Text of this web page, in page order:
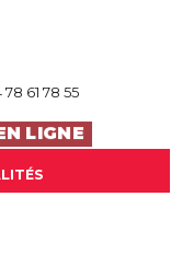
61 78 55
LIGNE